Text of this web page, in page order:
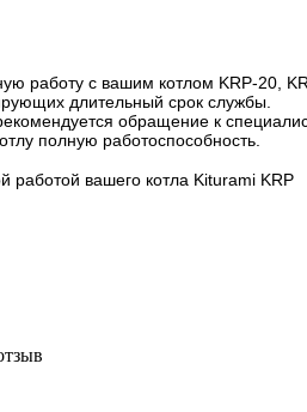
работу с вашим котлом KRP-20,
длительный срок службы.
обращение к
полную работоспособность.
работой вашего котла Kiturami KRP